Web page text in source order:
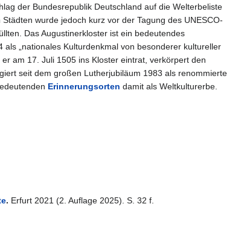
der Bundesrepublik Deutschland auf die Welterbeliste
wurde jedoch kurz vor der Tagung des UNESCO-
Das Augustinerkloster ist ein bedeutendes
„nationales Kulturdenkmal von besonderer kultureller
am 17. Juli 1505 ins Kloster eintrat, verkörpert den
seit dem großen Lutherjubiläum 1983 als renommierte
Erinnerungsorten damit als Weltkulturerbe.
. Erfurt 2021 (2. Auflage 2025). S. 32 f.